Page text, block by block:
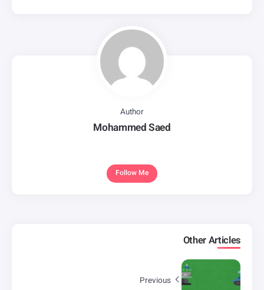
Author
Mohammed Saed
Follow Me
Other Articles
Previous